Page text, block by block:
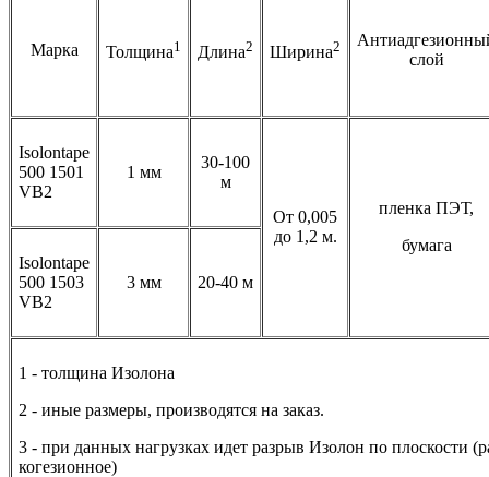
Марка Толщина1 Длина2 Ширина2
слой
Isolontape
500 1501
VВ2
1 мм
30-100
м
От 0,005
до 1,2 м.
пленка ПЭТ,
бумага
Isolontape
500 1503
VВ2
3 мм 20-40 м
1 - толщина Изолона
2 - иные размеры, производятся на заказ.
3 - при данных нагрузках идет разрыв Изолон по плоскости
когезионное)